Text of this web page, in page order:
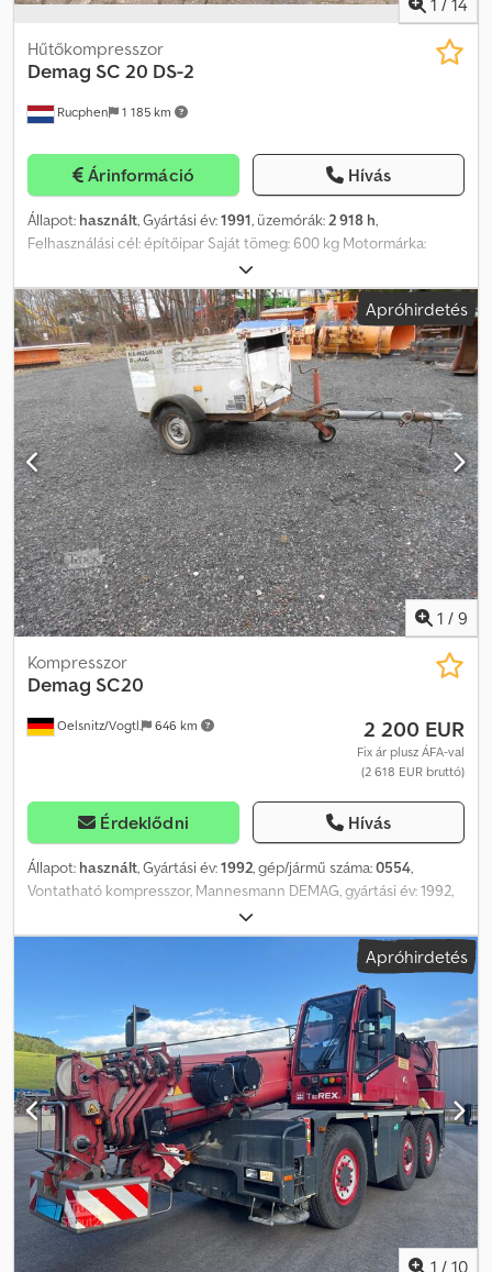
1 / 14
Rucphen 1 185 km
Hűtőkompresszor
Demag SC 20 DS-2
Árinformáció Hívás
Állapot: használt, Gyártási év:1991, üzemórák: 2 918 h,
Felhasználási cél: építőipar Saját tömeg: 600 kg Motormárka:
Deutz F2L 208 F Átfolyási teljesítmény: 2 m³/perc Munkanyomás: 7
bar További információért keresse J.A.J. Jansent. Dodpfxjy A Dvbj
Aidsck
Apróhirdetés
1 / 9
Oelsnitz/Vogtl. 646 km
Kompresszor
Demag SC20
2 200 EUR
Fix ár plusz ÁFA-val
(2 618 EUR bruttó)
Érdeklődni Hívás
Állapot: használt, Gyártási év:1992, gép/jármű száma:0554,
Vontatható kompresszor, Mannesmann DEMAG, gyártási év: 1992,
leolvasott üzemóra: 1219h, típus: SC20DS-2, tömeg: 600 kg, méret
vonórúddal: 3160 x 1480 x 1180 mm, teljesítmény: 2,0 m³/perc, 2
levegőcsatlakozó, 2 hengeres Deutz motor, golyós vonófej
(személygépkocsihoz), horpadások és rozsdásodás – lásd a
képeket. Dcjdpfozb Tqqsx Aidsk Ez a leírás nem minősül kötelező
érvényű ajánlatnak és tévedéseket tartalmazhat, az adatokra nem
vállalunk garanciát.
Apróhirdetés
1 / 10